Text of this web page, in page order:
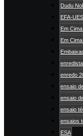
Dudu
EFA-
Em
Em
enredo
ensaio
ensaio
ensaio
ensaios
ESA